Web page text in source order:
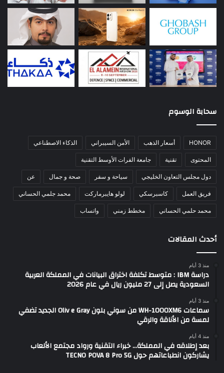
سحابة الوسوم
HONOR أسعار الذهب الأمن السيبراني الذكاء الاصطناعي
المحتوى تقنية جامعة الفرات الأوسط التقنية
دول مجلس التعاون الخليجي سياحة و سفر صحة و جمال عن
فريق العمل كاسبرسكي لولو هايبرماركت محمد جلمي الحساني
محمد حلمي الحساني مخطط زمني واتساب
أحدث المقالات
منذ 3 أيام
دراسة IBM : متوسط تكلفة اختراق البيانات في المملكة العربية
السعودية يصل إلى 27 مليون ريال في عام 2026
منذ 3 أيام
سماعات WH-1000XM6 من سوني بلون Oliv e Gray الجديد تضفي
لمسة من الأناقة والرقي
منذ 4 أيام
بعد إطلاقه في المملكة… خبراء التقنية ورواد مجتمع الألعاب
يشاركون انطباعاتهم حول TECNO POVA 8 Pro 5G